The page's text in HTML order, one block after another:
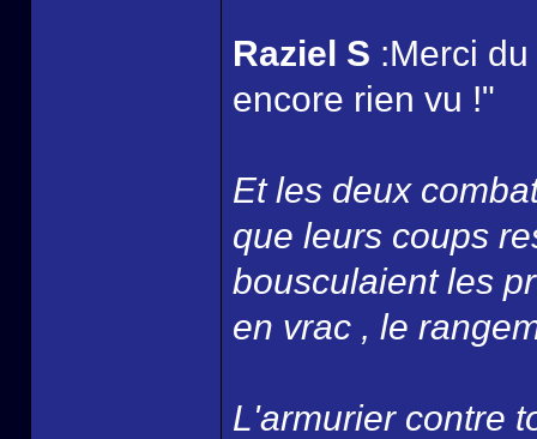
Raziel S :Merci
encore rien vu !"
Et les deux
que leurs coups
bousculaient les
en vrac , le
L'armurier contre